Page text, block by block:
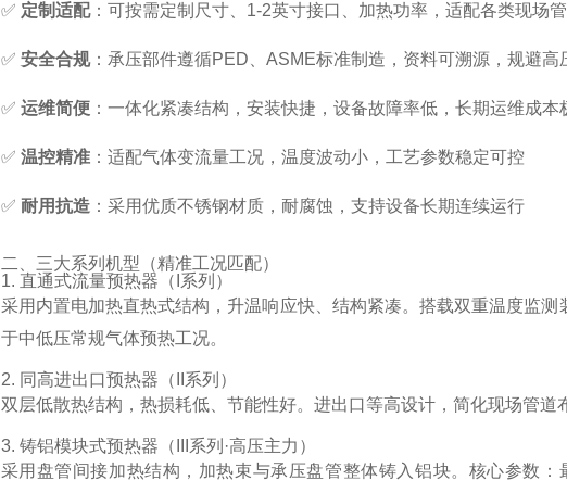
✅ 定制适配：可按需定制尺寸、1-2英寸接口、加热功率，适配各类现场
✅ 安全合规：承压部件遵循PED、ASME标准制造，资料可溯源，规避高
✅ 运维简便：一体化紧凑结构，安装快捷，设备故障率低，长期运维成本
✅ 温控精准：适配气体变流量工况，温度波动小，工艺参数稳定可控
✅ 耐用抗造：采用优质不锈钢材质，耐腐蚀，支持设备长期连续运行
二、三大系列机型（精准工况匹配）
1. 直通式流量预热器（I系列）
采用内置电加热直热式结构，升温响应快、结构紧凑。搭载双重温度监
于中低压常规气体预热工况。
2. 同高进出口预热器（II系列）
双层低散热结构，热损耗低、节能性好。进出口等高设计，简化现场管道
3. 铸铝模块式预热器（III系列·高压主力）
采用盘管间接加热结构，加热束与承压盘管整体铸入铝块。核心参数